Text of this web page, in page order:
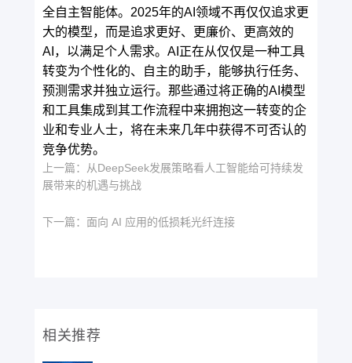
全自主智能体。2025年的AI领域不再仅仅追求更
大的模型，而是追求更好、更廉价、更高效的
AI，以满足个人需求。AI正在从仅仅是一种工具
转变为个性化的、自主的助手，能够执行任务、
预测需求并独立运行。那些通过将正确的AI模型
和工具集成到其工作流程中来拥抱这一转变的企
业和专业人士，将在未来几年中获得不可否认的
竞争优势。
上一篇：
从DeepSeek发展策略看人工智能给可持续发
展带来的机遇与挑战
下一篇： 面向 AI 应用的低损耗光纤连接
相关推荐